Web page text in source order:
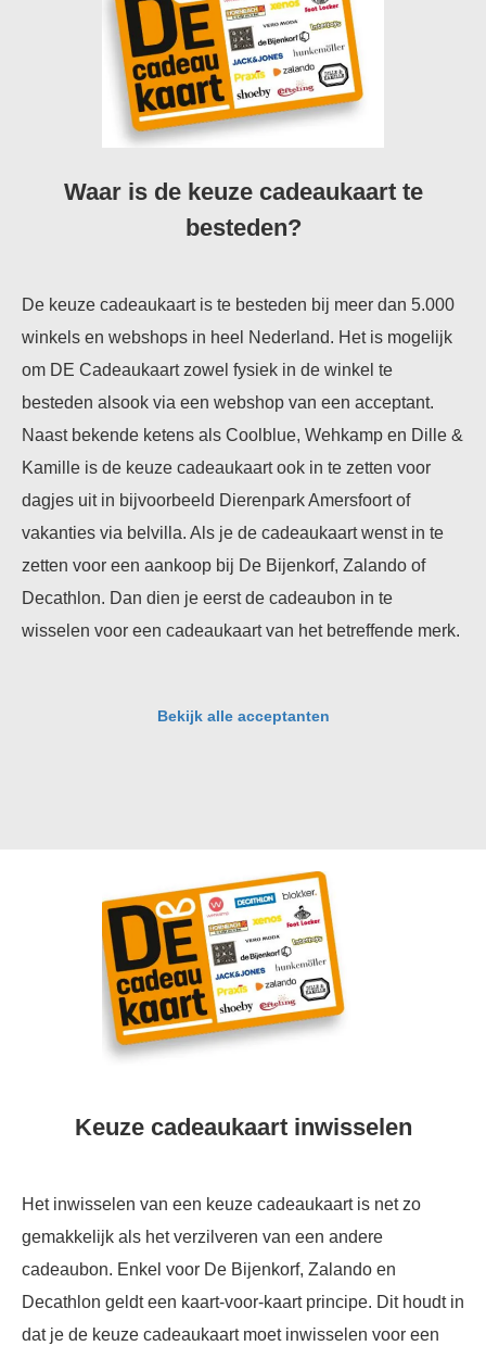
Waar is de keuze cadeaukaart te
besteden?
De keuze cadeaukaart is te besteden bij meer dan 5.000
winkels en webshops in heel Nederland. Het is mogelijk
om DE Cadeaukaart zowel fysiek in de winkel te
besteden alsook via een webshop van een acceptant.
Naast bekende ketens als Coolblue, Wehkamp en Dille &
Kamille is de keuze cadeaukaart ook in te zetten voor
dagjes uit in bijvoorbeeld Dierenpark Amersfoort of
vakanties via belvilla. Als je de cadeaukaart wenst in te
zetten voor een aankoop bij De Bijenkorf, Zalando of
Decathlon. Dan dien je eerst de cadeaubon in te
wisselen voor een cadeaukaart van het betreffende merk.
Bekijk alle acceptanten
Keuze cadeaukaart inwisselen
Het inwisselen van een keuze cadeaukaart is net zo
gemakkelijk als het verzilveren van een andere
cadeaubon. Enkel voor De Bijenkorf, Zalando en
Decathlon geldt een kaart-voor-kaart principe. Dit houdt in
dat je de keuze cadeaukaart moet inwisselen voor een